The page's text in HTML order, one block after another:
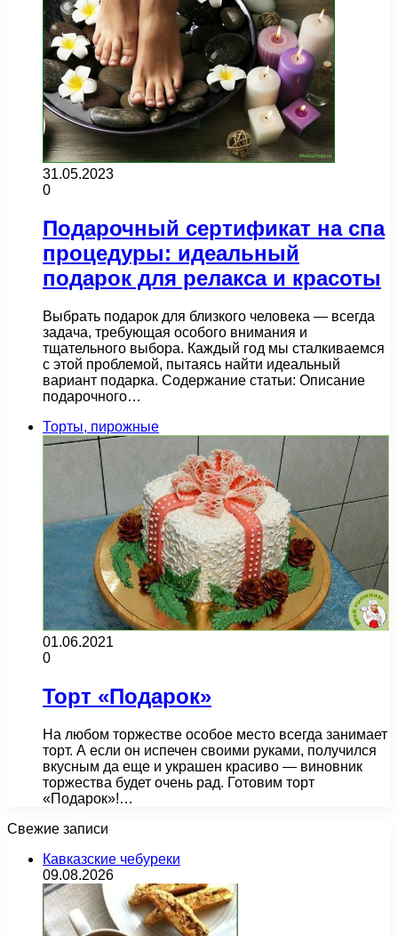
31.05.2023
0
Подарочный сертификат на спа
процедуры: идеальный
подарок для релакса и красоты
Выбрать подарок для близкого человека — всегда
задача, требующая особого внимания и
тщательного выбора. Каждый год мы сталкиваемся
с этой проблемой, пытаясь найти идеальный
вариант подарка. Содержание статьи: Описание
подарочного…
Торты, пирожные
01.06.2021
0
Торт «Подарок»
На любом торжестве особое место всегда занимает
торт. А если он испечен своими руками, получился
вкусным да еще и украшен красиво — виновник
торжества будет очень рад. Готовим торт
«Подарок»!…
Свежие записи
Кавказские чебуреки
09.08.2026